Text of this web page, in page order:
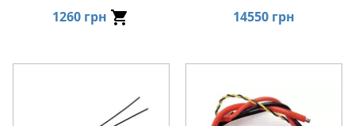
1260 грн 14550 грн